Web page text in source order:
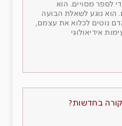
לספר מסויים. הוא
נוגע לשאלת הבועה
נוטים לכלוא את עצמם,
אידיאולוגי
בחדשות?